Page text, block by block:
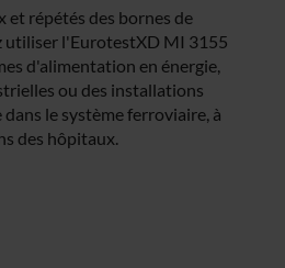
répétés des bornes de
utiliser l'EurotestXD MI 3155
d'alimentation en énergie,
ou des installations
dans le système ferroviaire, à
des hôpitaux.